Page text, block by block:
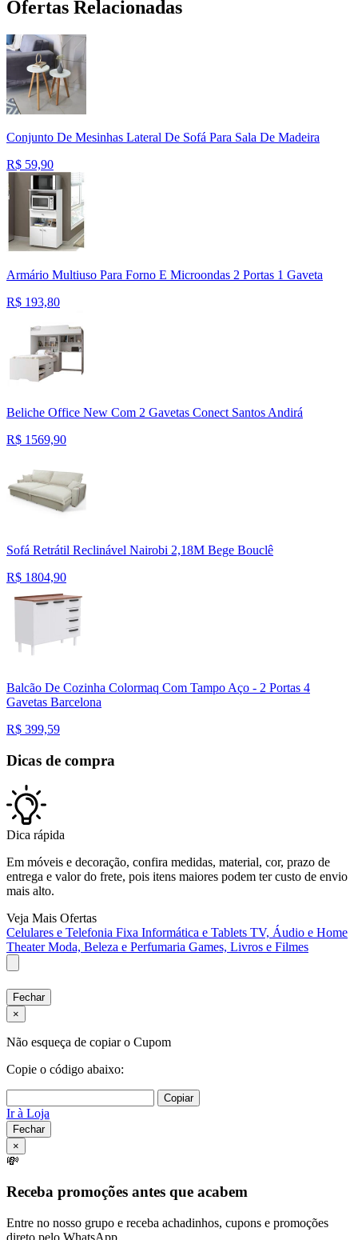
Ofertas Relacionadas
Conjunto De Mesinhas Lateral De Sofá Para Sala De Madeira
R$ 59,90
Armário Multiuso Para Forno E Microondas 2 Portas 1 Gaveta
R$ 193,80
Beliche Office New Com 2 Gavetas Conect Santos Andirá
R$ 1569,90
Sofá Retrátil Reclinável Nairobi 2,18M Bege Bouclê
R$ 1804,90
Balcão De Cozinha Colormaq Com Tampo Aço - 2 Portas 4
Gavetas Barcelona
R$ 399,59
Dicas de compra
Dica rápida
Em móveis e decoração, confira medidas, material, cor, prazo de
entrega e valor do frete, pois itens maiores podem ter custo de envio
mais alto.
Veja Mais Ofertas
Celulares e Telefonia Fixa Informática e Tablets TV, Áudio e Home
TheaterModa, Beleza e Perfumaria Games, Livros e Filmes
Fechar
×
Não esqueça de copiar o Cupom
Copie o código abaixo:
Copiar
Ir à Loja
Fechar
×
💸
Receba promoções antes que acabem
Entre no nosso grupo e receba achadinhos, cupons e promoções